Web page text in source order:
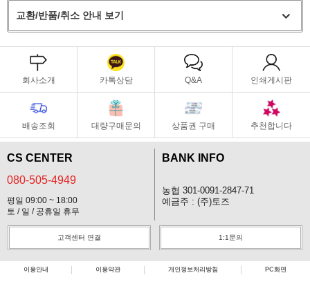
교환/반품/취소 안내 보기
회사소개 카톡상담 Q&A 인쇄게시판
배송조회 대량구매문의 상품권 구매 추천합니다
CS CENTER
080-505-4949
평일 09:00 ~ 18:00
토 / 일 / 공휴일 휴무
BANK INFO
농협 301-0091-2847-71
예금주 : (주)토즈
고객센터 연결 1:1문의
이용안내 이용약관 개인정보처리방침 PC화면